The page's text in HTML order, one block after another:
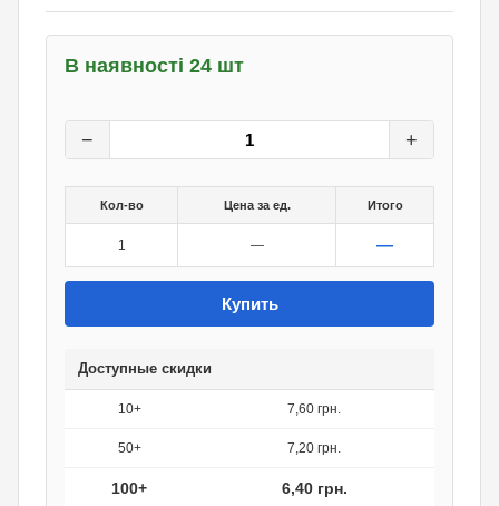
В наявності 24 шт
− +
Кол-во Цена за ед. Итого
1 — —
Купить
Доступные скидки
10+ 7,60 грн.
50+ 7,20 грн.
100+ 6,40 грн.